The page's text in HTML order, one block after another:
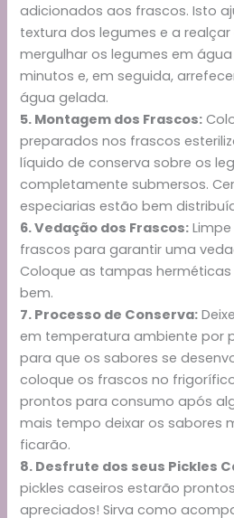
adicionados aos frascos. Isto
textura dos legumes e a
mergulhar os legumes em
minutos e, em seguida,
água gelada.
5. Montagem dos Frascos:
preparados nos frascos
líquido de conserva sobre os
completamente submersos.
especiarias estão bem
6. Vedação dos Frascos:
frascos para garantir uma
Coloque as tampas
bem.
7. Processo de Conserva:
em temperatura ambiente por
para que os sabores se
coloque os frascos no
prontos para consumo após
mais tempo deixar os sabores
ficarão.
8. Desfrute dos seus Pickles
pickles caseiros estarão
apreciados! Sirva como